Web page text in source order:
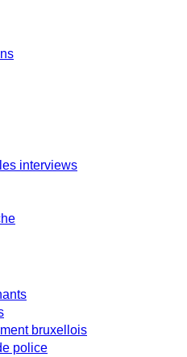
interviews
bruxellois
police